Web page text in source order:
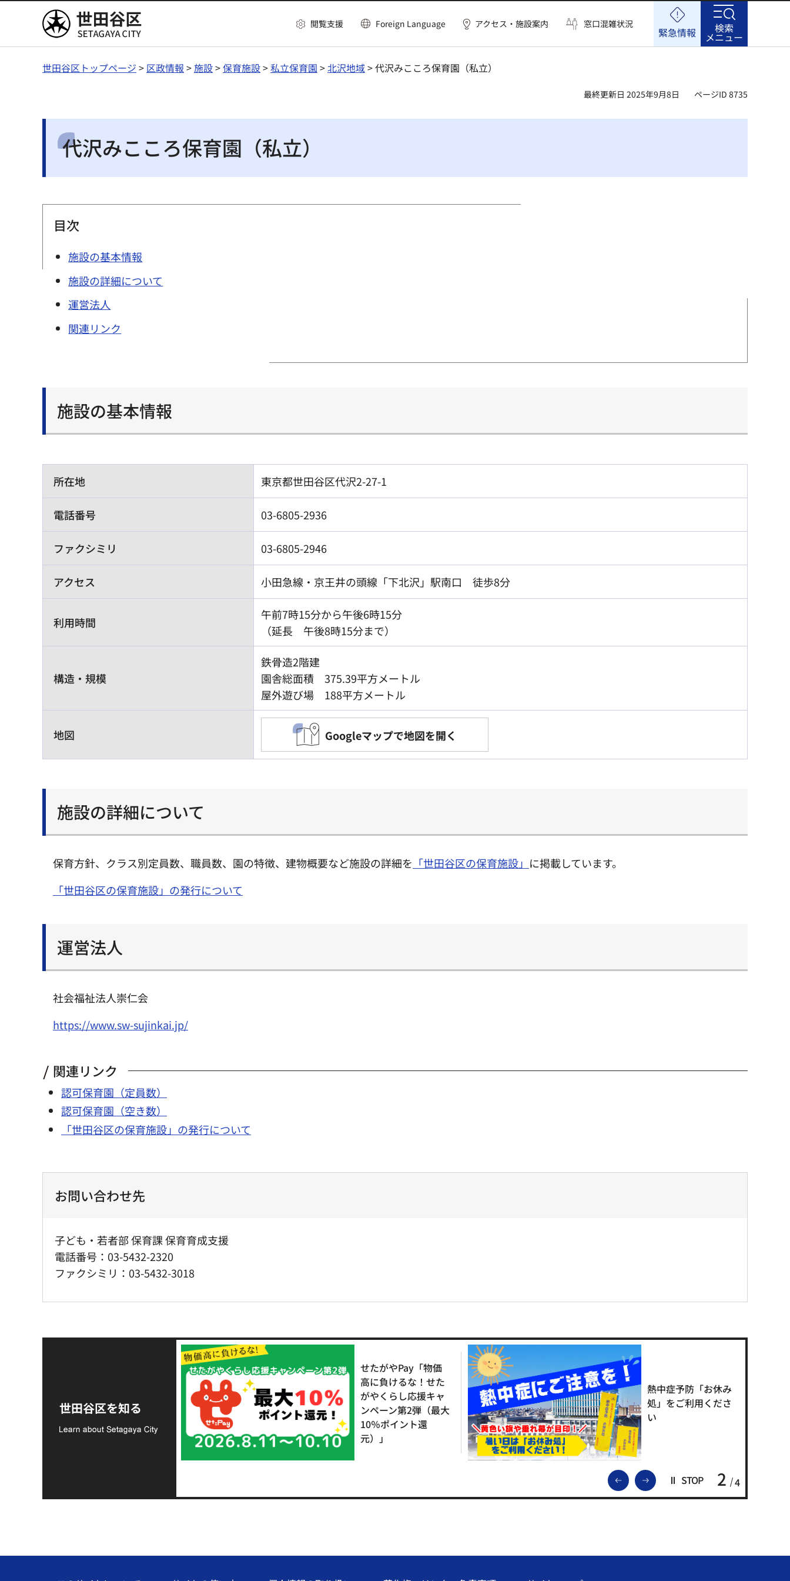
世田谷区 閲覧支援 Foreign Language アクセス・施設案内 窓口混雑状況
緊急情報 検索
メニュー
世田谷区トップページ > 区政情報 >施設>保育施設>私立保育園 >北沢地域> 代沢みこころ保育園（私立）
最終更新日 2025年9月8日 ページID 8735
代沢みこころ保育園（私立）
目次
施設の基本情報
施設の詳細について
運営法人
関連リンク
施設の基本情報
所在地 東京都世田谷区代沢2-27-1
電話番号 03-6805-2936
ファクシミリ 03-6805-2946
アクセス 小田急線・京王井の頭線「下北沢」駅南口 徒歩8分
利用時間
午前7時15分から午後6時15分
（延長 午後8時15分まで）
構造・規模
鉄骨造2階建
園舎総面積 375.39平方メートル
屋外遊び場 188平方メートル
地図 Googleマップで地図を開く
施設の詳細について
保育方針、クラス別定員数、職員数、園の特徴、建物概要など施設の詳細を 「世田谷区の保育施設」 に掲載しています。
「世田谷区の保育施設」の発行について
運営法人
社会福祉法人崇仁会
https://www.sw-sujinkai.jp/
関連リンク
認可保育園（定員数）
認可保育園（空き数）
「世田谷区の保育施設」の発行について
お問い合わせ先
子ども・若者部 保育課 保育育成支援
電話番号：03-5432-2320
ファクシミリ：03-5432-3018
世田谷区を知る
前のスライドを表示
次のスライドを表示
STOP 2 4
支援金の募集につい
て
せたがやPay「物価
高に負けるな！せた
がやくらし応援キャ
ンペーン第2弾（最大
10％ポイント還
元）」
熱中症予防「お休み
処」をご利用くださ
い